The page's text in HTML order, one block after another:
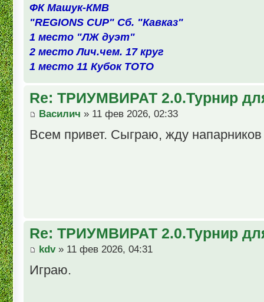
ФК Машук-КМВ
"REGIONS CUP" Сб. "Кавказ"
1 место "ЛЖ дуэт"
2 место Лич.чем. 17 круг
1 место 11 Кубок ТОТО
Re: ТРИУМВИРАТ 2.0.Турнир
Василич » 11 фев 2026, 02:33
Всем привет. Сыграю, жду напарников
Re: ТРИУМВИРАТ 2.0.Турнир
kdv» 11 фев 2026, 04:31
Играю.